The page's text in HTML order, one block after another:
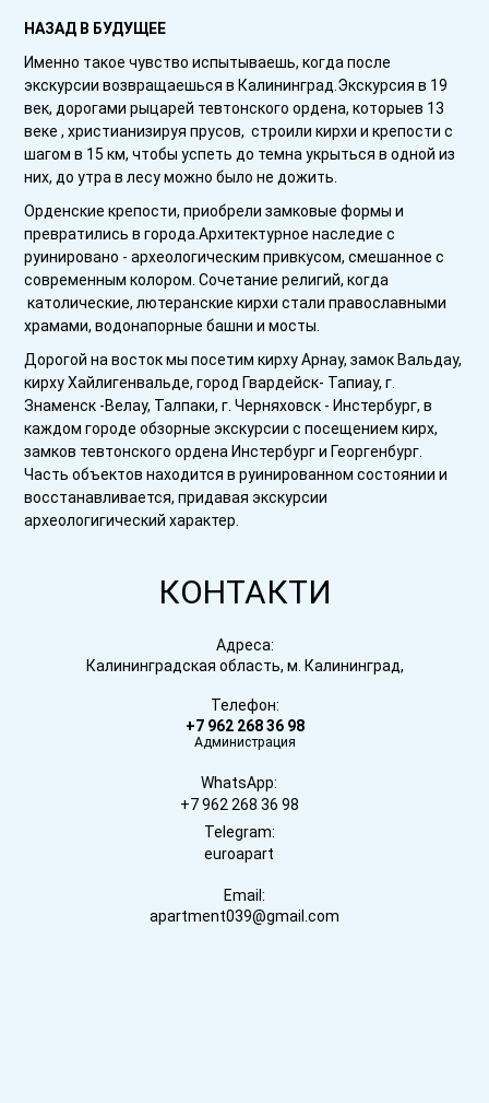
НАЗАД В БУДУЩЕЕ
Именно такое чувство испытываешь, когда после
экскурсии возвращаешься в Калининград.Экскурсия в 19
век, дорогами рыцарей тевтонского ордена, которыев 13
веке , христианизируя прусов, строили кирхи и крепости с
шагом в 15 км, чтобы успеть до темна укрыться в одной из
них, до утра в лесу можно было не дожить.
Орденские крепости, приобрели замковые формы и
превратились в города.Архитектурное наследие с
руинировано - археологическим привкусом, смешанное с
современным колором. Сочетание религий, когда
католические, лютеранские кирхи стали православными
храмами, водонапорные башни и мосты.
Дорогой на восток мы посетим кирху Арнау, замок Вальдау,
кирху Хайлигенвальде, город Гвардейск- Тапиау, г.
Знаменск -Велау, Талпаки, г. Черняховск - Инстербург, в
каждом городе обзорные экскурсии с посещением кирх,
замков тевтонского ордена Инстербург и Георгенбург.
Часть объектов находится в руинированном состоянии и
восстанавливается, придавая экскурсии
археологигический характер.
КОНТАКТИ
Адреса:
Калининградская область, м. Калининград,
Телефон:
+7 962 268 36 98
Администрация
WhatsApp:
+7 962 268 36 98
Telegram:
euroapart
Email:
apartment039@gmail.com